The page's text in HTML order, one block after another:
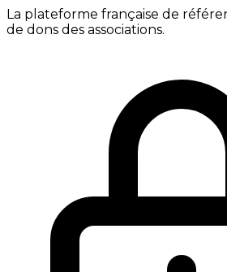
La plateforme française de
de dons des associations.